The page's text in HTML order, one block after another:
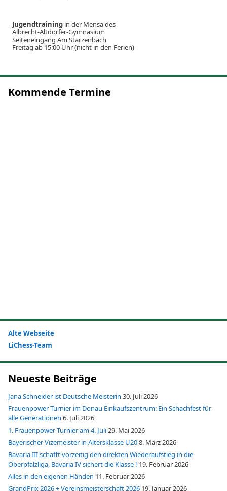
Jugendtraining in der Mensa des
Albrecht-Altdorfer-Gymnasium
Seiteneingang Am Stärzenbach
Freitag ab 15:00 Uhr (nicht in den Ferien)
Kommende Termine
Alte Webseite
LiChess-Team
Neueste Beiträge
Jana Schneider ist Deutsche Meisterin 30. Juli 2026
Frauenpower Turnier im Donau Einkaufszentrum: Ein Schachfest für
alle Generationen 6. Juli 2026
1. Frauenpower Turnier am 4. Juli29. Mai 2026
Bayerischer Vizemeister in Altersklasse U208. März 2026
Bavaria III schafft vorzeitig den direkten Wiederaufstieg in die
Oberpfalzliga, Bavaria IV sichert die Klasse ! 19. Februar 2026
Alles in den eigenen Händen 11. Februar 2026
GrandPrix 2026 + Vereinsmeisterschaft 2026 19. Januar 2026